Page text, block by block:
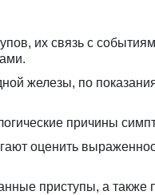
их связь с
железы, по
причины
оценить
приступы, а также